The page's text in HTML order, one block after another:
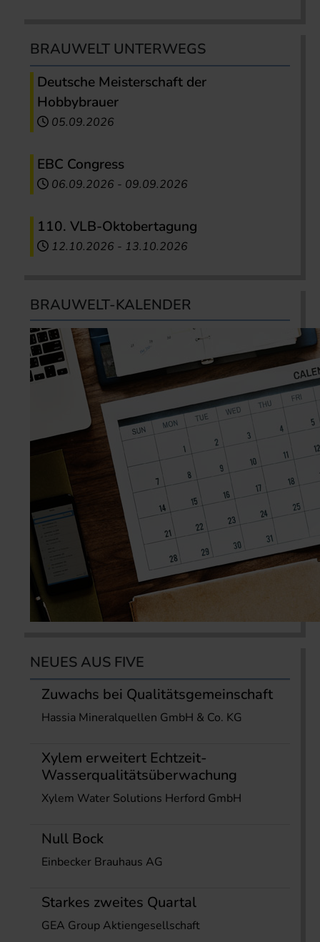
BRAUWELT UNTERWEGS
Deutsche Meisterschaft der
Hobbybrauer
05.09.2026
EBC Congress
06.09.2026 - 09.09.2026
110. VLB-Oktobertagung
12.10.2026 - 13.10.2026
BRAUWELT-KALENDER
NEUES AUS FIVE
Zuwachs bei Qualitätsgemeinschaft
Hassia Mineralquellen GmbH & Co. KG
Xylem erweitert Echtzeit-
Wasserqualitätsüberwachung
Xylem Water Solutions Herford GmbH
Null Bock
Einbecker Brauhaus AG
Starkes zweites Quartal
GEA Group Aktiengesellschaft